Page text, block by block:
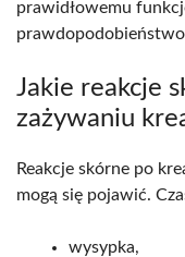
prawidłowemu
Jakie reakcje
zażywaniu
Reakcje skórne po
mogą się pojawić.
wysypka,